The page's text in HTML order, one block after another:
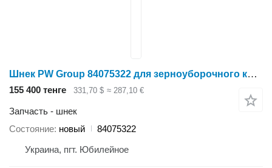
Шнек PW Group 84075322 для зерноуборочного комбайна Case IH 5088
155 400 тенге 331,70 $ ≈ 287,10 €
Запчасть - шнек
Состояние новый
84075322
Украина, пгт. Юбилейное